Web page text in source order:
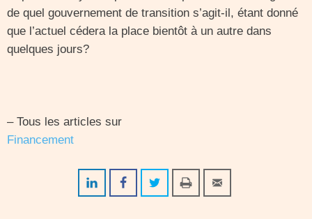
de quel gouvernement de transition s’agit-il, étant donné
que l’actuel cédera la place bientôt à un autre dans
quelques jours?
– Tous les articles sur
Financement